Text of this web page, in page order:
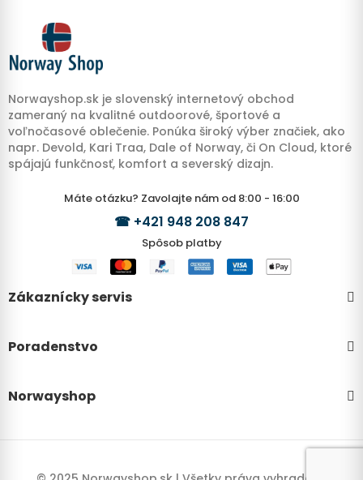
Norwayshop.sk je slovenský internetový obchod
zameraný na kvalitné outdoorové, športové a
voľnočasové oblečenie. Ponúka široký výber značiek, ako
napr. Devold, Kari Traa, Dale of Norway, či On Cloud, ktoré
spájajú funkčnosť, komfort a severský dizajn.
Máte otázku? Zavolajte nám od 8:00 - 16:00
☎ +421 948 208 847
Spôsob platby
Zákaznícky servis
Poradenstvo
Norwayshop